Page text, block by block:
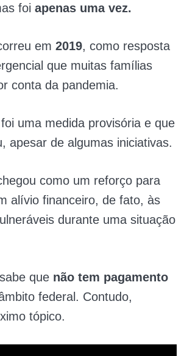
foi apenas uma vez.
em 2019, como resposta
que muitas famílias
conta da pandemia.
uma medida provisória e que
apesar de algumas iniciativas.
como um reforço para
alívio financeiro, de fato, às
durante uma situação
que não tem pagamento
federal. Contudo,
tópico.